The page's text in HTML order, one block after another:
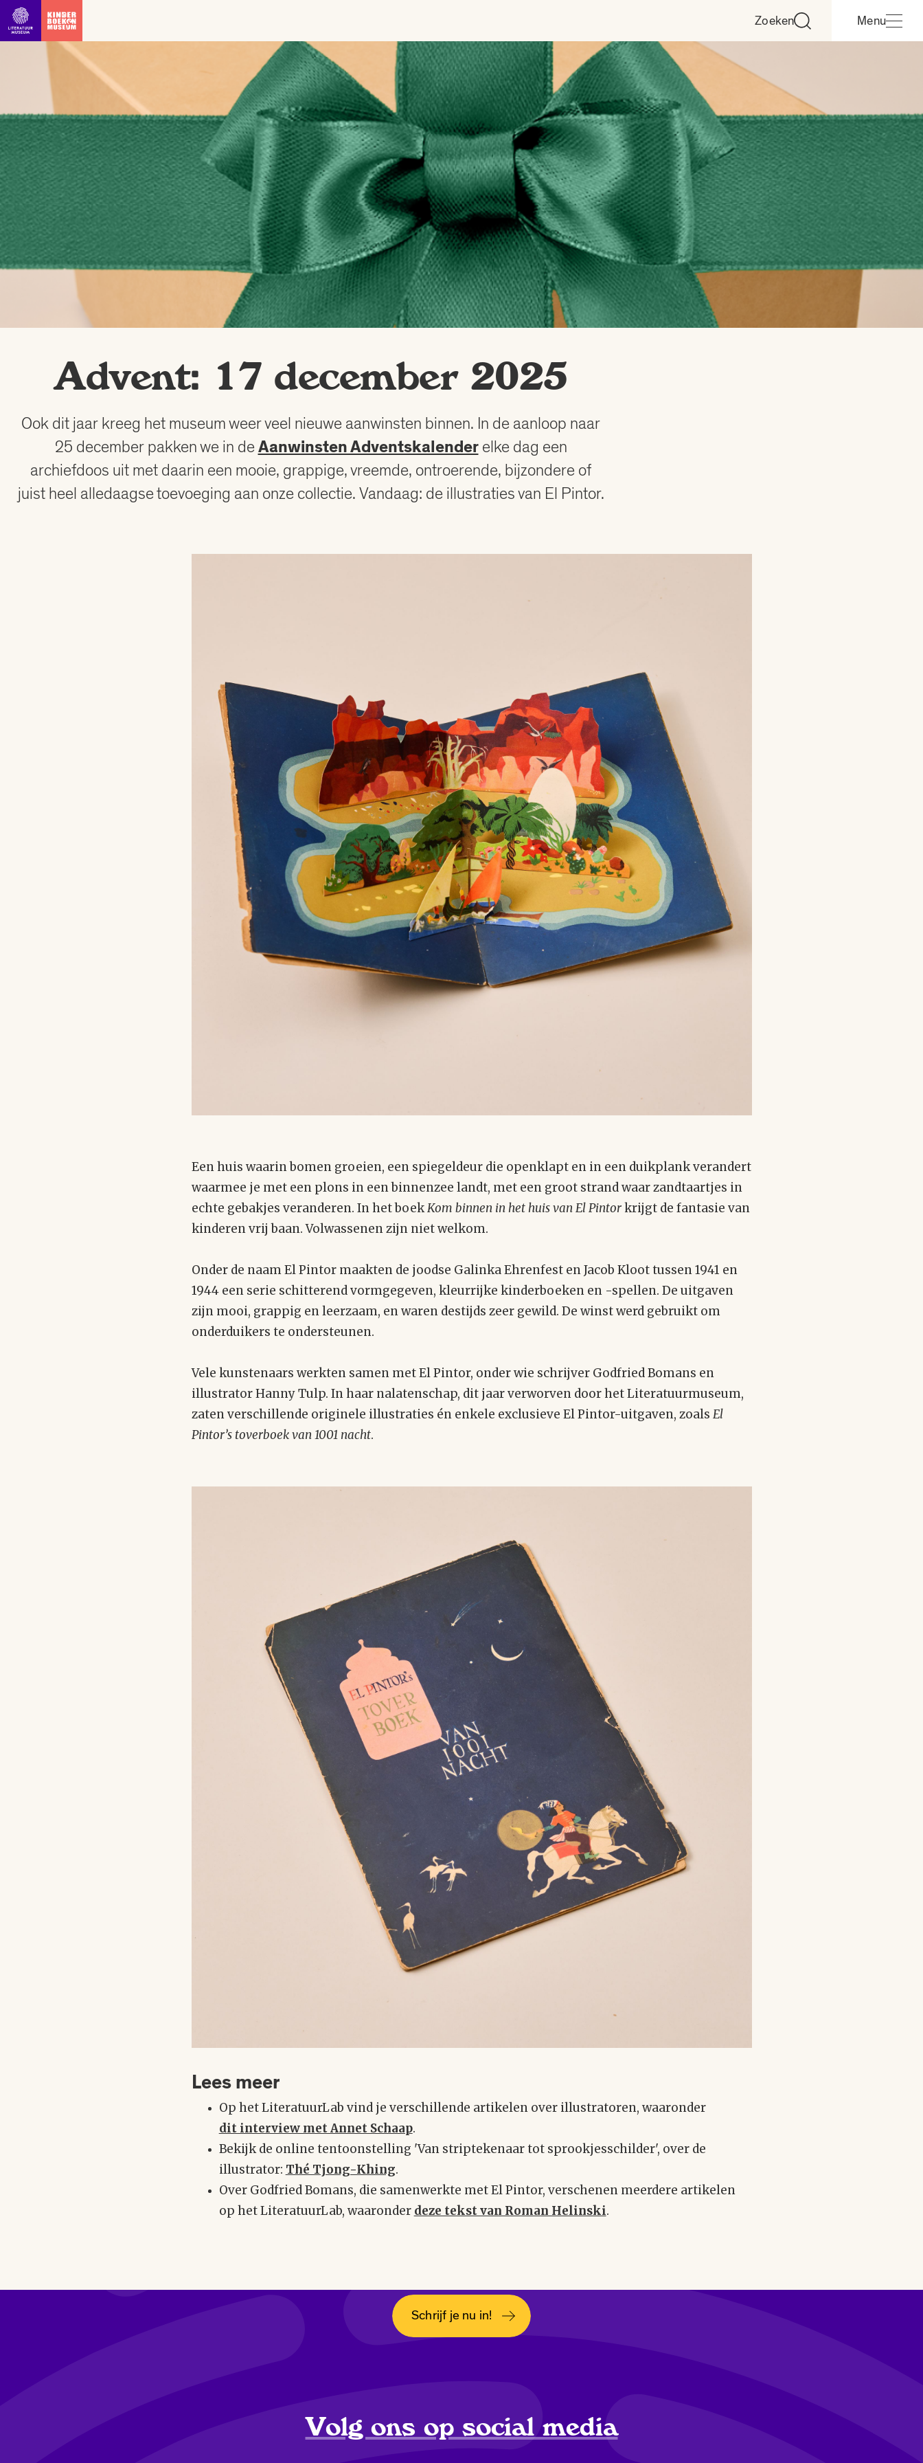
Ga direct naar inhoud Zoeken Menu
Advent: 17 december 2025
Ook dit jaar kreeg het museum weer veel nieuwe aanwinsten binnen. In de aanloop naar
25 december pakken we in deAanwinsten Adventskalenderelke dag een
archiefdoos uit met daarin een mooie, grappige, vreemde, ontroerende, bijzondere of
juist heel alledaagse toevoeging aan onze collectie. Vandaag: de illustraties van El Pintor.
Een huis waarin bomen groeien, een spiegeldeur die openklapt en in een duikplank verandert
waarmee je met een plons in een binnenzee landt, met een groot strand waar zandtaartjes in
echte gebakjes veranderen. In het boekKom binnen in het huis van El Pintorkrijgt de fantasie van
kinderen vrij baan. Volwassenen zijn niet welkom.
Onder de naam El Pintor maakten de joodse Galinka Ehrenfest en Jacob Kloot tussen 1941 en
1944 een serie schitterend vormgegeven, kleurrijke kinderboeken en -spellen. De uitgaven
zijn mooi, grappig en leerzaam, en waren destijds zeer gewild. De winst werd gebruikt om
onderduikers te ondersteunen.
Vele kunstenaars werkten samen met El Pintor, onder wie schrijver Godfried Bomans en
illustrator Hanny Tulp. In haar nalatenschap, dit jaar verworven door het Literatuurmuseum,
zaten verschillende originele illustraties én enkele exclusieve El Pintor-uitgaven, zoals El
Pintor’s toverboek van 1001 nacht.
Lees meer
Op het LiteratuurLab vind je verschillende artikelen over illustratoren, waaronder
dit interview met Annet Schaap.
Bekijk de online tentoonstelling 'Van striptekenaar tot sprookjesschilder', over de
illustrator: Thé Tjong-Khing.
Over Godfried Bomans, die samenwerkte met El Pintor, verschenen meerdere artikelen
op het LiteratuurLab, waaronder deze tekst van Roman Helinski.
Opent in een nieuw tabblad
Schrijf je nu in!
Volg ons op social media